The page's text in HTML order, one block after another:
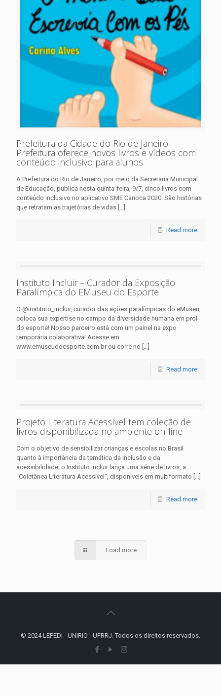
Prefeitura da Cidade do Rio de Janeiro –
Prefeitura oferece novos livros e vídeos com
conteúdo inclusivo para alunos
A Prefeitura do Rio de Janeiro, por meio da Secretaria Municipal
de Educação, publica nesta quinta-feira, 9/7, cinco livros com
conteúdo inclusivo no aplicativo SME Carioca 2020. São histórias
que retratam as trajetórias de vidas
Read more
Instituto Incluir – Curador da Exposição
Paralímpica do EMuseu do Esporte
O @instituto_incluir, curador das ações paralímpicas do eMuseu,
coloca sua expertise no campo da diversidade humana em prol
do esporte! Nosso parceiro está com um painel na expo
temporária colaborativa! Acesse em
www.emuseudoesporte.com.br ou corre no
Read more
Projeto Literatura Acessível tem coleção de
livros disponibilizada no ambiente on-line
Com o objetivo de sensibilizar crianças e escolas no Brasil
quanto à importância da temática da inclusão e da
acessibilidade, o Instituto Incluir lança uma série de livros, a
“Coletânea Literatura Acessível”, disponíveis em multiformato
Read more
Load more
© 2024 LEPEDI - UNIRIO - UFRRJ. Todos os direitos reservados.